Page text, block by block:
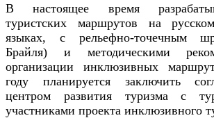
В настоящее время
туристских маршрутов на
языках, с рельефно-точечным
Брайля) и методическими
организации инклюзивных
году планируется заключить
центром развития туризма с
участниками проекта инклюзивного